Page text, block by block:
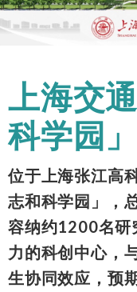
上海交
科学园」
位于上海张江高
志和科学园」，
容纳约1200名研
力的科创中心，
生协同效应，预